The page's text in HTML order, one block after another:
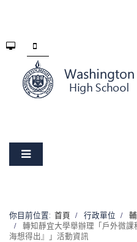
你目前位置: 首頁 行政單位
轉知靜宜大學舉辦理「戶外微
海想得出』」活動資訊